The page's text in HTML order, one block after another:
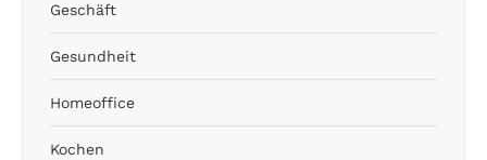
Geschäft
Gesundheit
Homeoffice
Kochen